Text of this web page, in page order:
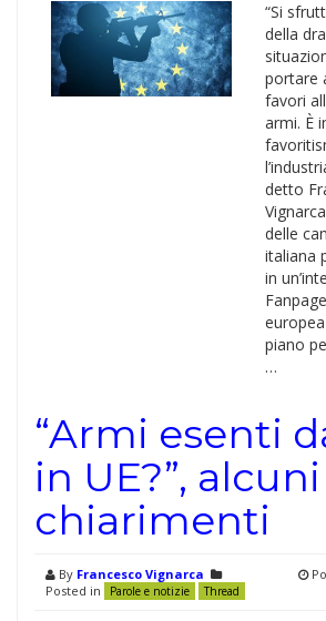
“Si
della
portare
favori
armi. È
detto
delle
italiana
in
piano
…
“Armi esenti
in UE?”, alcuni
chiarimenti
By Francesco Vignarca
Posted in
Parole e notizie Thread